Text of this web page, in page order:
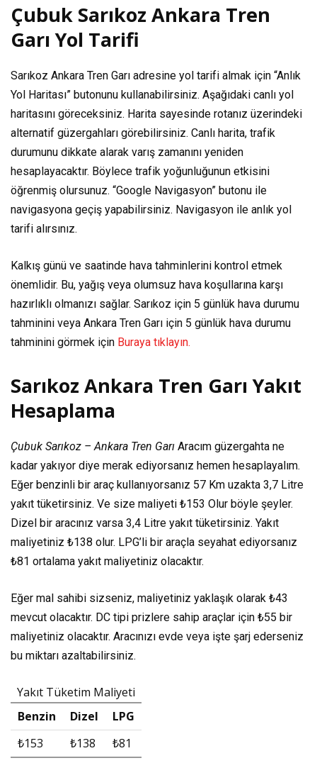
Çubuk Sarıkoz Ankara Tren
Garı Yol Tarifi
Sarıkoz Ankara Tren Garı adresine yol tarifi almak için “Anlık
Yol Haritası” butonunu kullanabilirsiniz. Aşağıdaki canlı yol
haritasını göreceksiniz. Harita sayesinde rotanız üzerindeki
alternatif güzergahları görebilirsiniz. Canlı harita, trafik
durumunu dikkate alarak varış zamanını yeniden
hesaplayacaktır. Böylece trafik yoğunluğunun etkisini
öğrenmiş olursunuz. “Google Navigasyon” butonu ile
navigasyona geçiş yapabilirsiniz. Navigasyon ile anlık yol
tarifi alırsınız.
Kalkış günü ve saatinde hava tahminlerini kontrol etmek
önemlidir. Bu, yağış veya olumsuz hava koşullarına karşı
hazırlıklı olmanızı sağlar. Sarıkoz için 5 günlük hava durumu
tahminini veya Ankara Tren Garı için 5 günlük hava durumu
tahminini görmek için Buraya tıklayın.
Sarıkoz Ankara Tren Garı Yakıt
Hesaplama
Çubuk Sarıkoz – Ankara Tren Garı Aracım güzergahta ne
kadar yakıyor diye merak ediyorsanız hemen hesaplayalım.
Eğer benzinli bir araç kullanıyorsanız 57 Km uzakta 3,7 Litre
yakıt tüketirsiniz. Ve size maliyeti ₺153 Olur böyle şeyler.
Dizel bir aracınız varsa 3,4 Litre yakıt tüketirsiniz. Yakıt
maliyetiniz ₺138 olur. LPG’li bir araçla seyahat ediyorsanız
₺81 ortalama yakıt maliyetiniz olacaktır.
Eğer mal sahibi sizseniz, maliyetiniz yaklaşık olarak ₺43
mevcut olacaktır. DC tipi prizlere sahip araçlar için ₺55 bir
maliyetiniz olacaktır. Aracınızı evde veya işte şarj ederseniz
bu miktarı azaltabilirsiniz.
Yakıt Tüketim Maliyeti
Benzin
Dizel
LPG
₺153
₺138 ₺81